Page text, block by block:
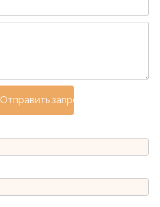
Отправить запрос